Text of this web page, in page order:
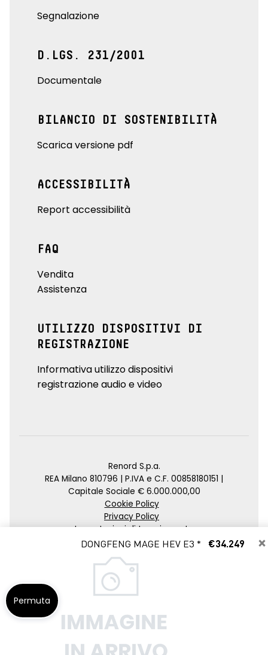
×
DONGFENG MAGE HEV E3 * €34.249
Segnalazione
D.LGS. 231/2001
Documentale
BILANCIO DI SOSTENIBILITÀ
Scarica versione pdf
ACCESSIBILITÀ
Report accessibilità
FAQ
Vendita
Assistenza
UTILIZZO DISPOSITIVI DI
REGISTRAZIONE
Informativa utilizzo dispositivi
registrazione audio e video
Renord S.p.a.
REA Milano 810796 | P.IVA e C.F. 00858180151 |
Capitale Sociale € 6.000.000,00
Cookie Policy
Privacy Policy
Impostazioni di tracciamento
Credits
Agenzia SEO
Permuta